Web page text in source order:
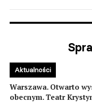
Warszawa. Otwarto
obecnym. Teatr
Aktualności